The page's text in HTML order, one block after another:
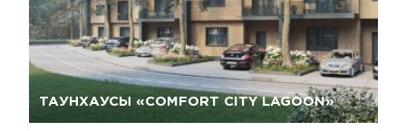
ТАУНХАУСЫ «COMFORT CITY LAGOON»
Да, удалить